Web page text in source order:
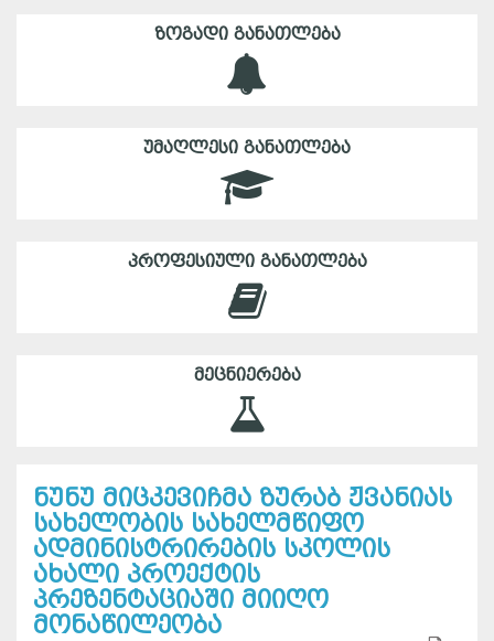
ᲖᲝᲒᲐᲓᲘ ᲒᲐᲜᲐᲗᲚᲔᲑᲐ
ᲣᲛᲐᲦᲚᲔᲡᲘ ᲒᲐᲜᲐᲗᲚᲔᲑᲐ
ᲞᲠᲝᲤᲔᲡᲘᲣᲚᲘ ᲒᲐᲜᲐᲗᲚᲔᲑᲐ
ᲛᲔᲪᲜᲘᲔᲠᲔᲑᲐ
ნუნუ მიცკევიჩმა ზურაბ ჟვანიას
სახელობის სახელმწიფო
ადმინისტრირების სკოლის
ახალი პროექტის
პრეზენტაციაში მიიღო
მონაწილეობა